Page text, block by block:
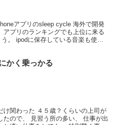
アプリのsleep cycle 海外で開発
アプリのランキングでも上位に来る
。 ipodに保存している音楽も使え
かく乗っかる
け関わった ４５歳？くらいの上司が
たので、 見習う所の多い、 仕事が出